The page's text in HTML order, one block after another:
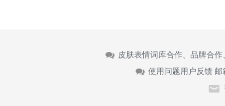
皮肤表情词库合作、品牌合
使用问题用户反馈 邮